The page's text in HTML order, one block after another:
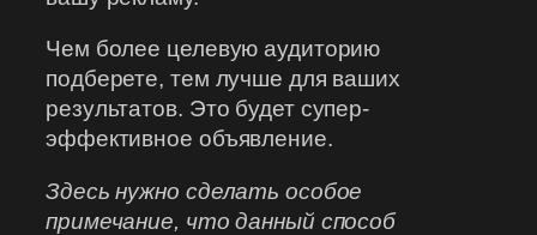
Чем более целевую аудиторию
подберете, тем лучше для ваших
результатов. Это будет супер-
эффективное объявление.
Здесь нужно сделать особое
примечание, что данный способ